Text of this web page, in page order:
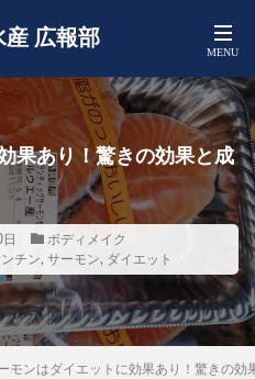
産 広報部
果あり！驚きの効果と成
ボディメイク
チン, サーモン, ダイエット
モンはダイエットに効果あり！驚きの効